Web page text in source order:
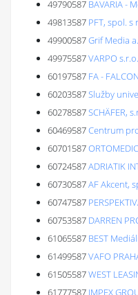
49790587 BAVARIA -
49813587 PFT, spol. s
49900587Grif Media
49975587VARPO s.r.o.
60197587 FA -
60203587Služby
60278587SCHÄFER,
60469587Centrum
60701587
60724587ADRIATIK
60730587AF Akcent,
60747587
60753587 DARREN
61065587 BEST
61499587VAFO
61505587WEST
61777587 IMPEX